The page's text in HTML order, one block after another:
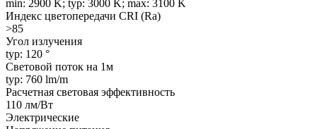
min: 2900 K; typ: 3000 K; max: 3100 K
Индекс цветопередачи CRI (Ra)
>85
Угол излучения
typ: 120 °
Световой поток на 1м
typ: 760 lm/m
Расчетная световая эффективность
110 лм/Вт
Электрические